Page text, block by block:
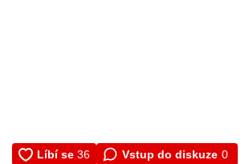
Vstup do diskuze 0